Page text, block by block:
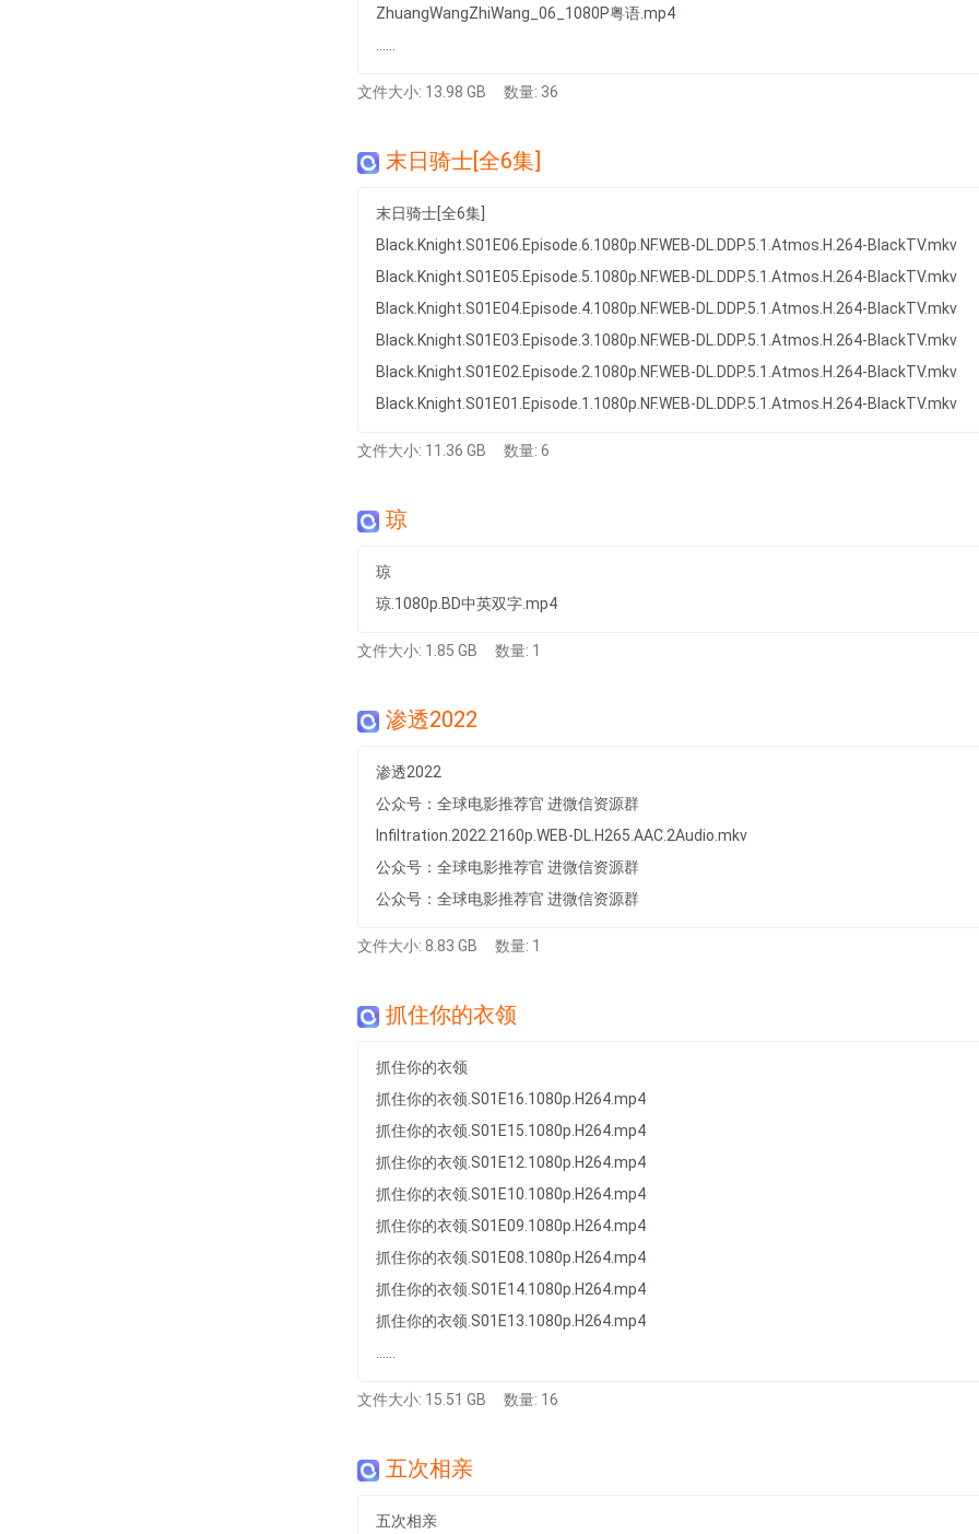
ZhuangWangZhiWang_06_1080P粤语.mp4
文件大小: 13.98 GB 数量: 36
末日骑士[全6集]
末日骑士[全6集]
Black.Knight.S01E06.Episode.6.1080p.NF.WEB-DL.DDP.5.1.Atmos.H.264-BlackTV.mkv
Black.Knight.S01E05.Episode.5.1080p.NF.WEB-DL.DDP.5.1.Atmos.H.264-BlackTV.mkv
Black.Knight.S01E04.Episode.4.1080p.NF.WEB-DL.DDP.5.1.Atmos.H.264-BlackTV.mkv
Black.Knight.S01E03.Episode.3.1080p.NF.WEB-DL.DDP.5.1.Atmos.H.264-BlackTV.mkv
Black.Knight.S01E02.Episode.2.1080p.NF.WEB-DL.DDP.5.1.Atmos.H.264-BlackTV.mkv
Black.Knight.S01E01.Episode.1.1080p.NF.WEB-DL.DDP.5.1.Atmos.H.264-BlackTV.mkv
文件大小: 11.36 GB 数量: 6
琼
琼
琼.1080p.BD中英双字.mp4
文件大小: 1.85 GB 数量: 1
渗透2022
渗透2022
公众号：全球电影推荐官 进微信资源群
Infiltration.2022.2160p.WEB-DL.H265.AAC.2Audio.mkv
公众号：全球电影推荐官 进微信资源群
公众号：全球电影推荐官 进微信资源群
文件大小: 8.83 GB 数量: 1
抓住你的衣领
抓住你的衣领
抓住你的衣领.S01E16.1080p.H264.mp4
抓住你的衣领.S01E15.1080p.H264.mp4
抓住你的衣领.S01E12.1080p.H264.mp4
抓住你的衣领.S01E10.1080p.H264.mp4
抓住你的衣领.S01E09.1080p.H264.mp4
抓住你的衣领.S01E08.1080p.H264.mp4
抓住你的衣领.S01E14.1080p.H264.mp4
抓住你的衣领.S01E13.1080p.H264.mp4
文件大小: 15.51 GB 数量: 16
五次相亲
五次相亲